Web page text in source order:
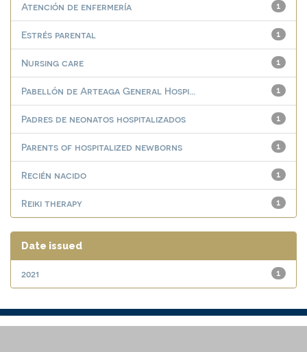
1
Atención de enfermería
1
Estrés parental
1
Nursing care
1
Pabellón de Arteaga General Hospi...
1
Padres de neonatos hospitalizados
1
Parents of hospitalized newborns
1
Recién nacido
1
Reiki therapy
Date issued
1
2021